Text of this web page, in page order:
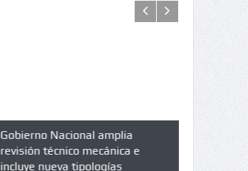
Gobierno Nacional amplia
revisión técnico mecánica e
incluye nueva tipologías
Qué es un
cuáles son